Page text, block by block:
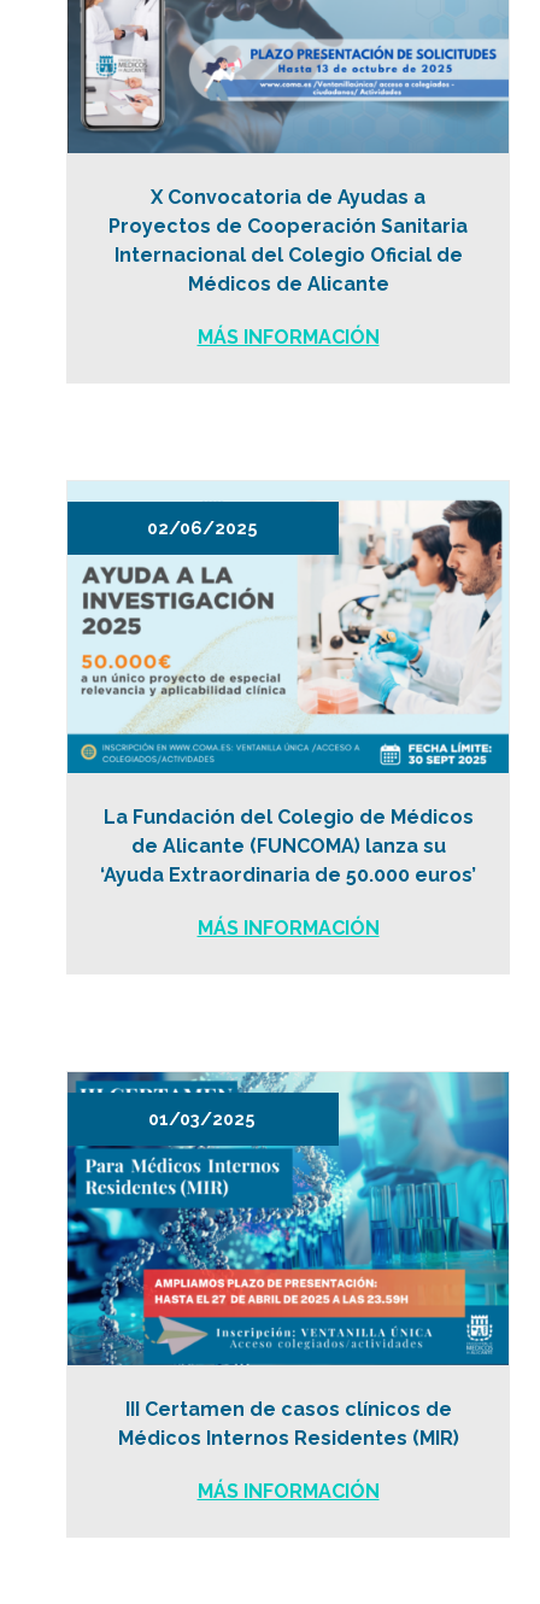
X Convocatoria de Ayudas a
Proyectos de Cooperación Sanitaria
Internacional del Colegio Oficial de
Médicos de Alicante
MÁS INFORMACIÓN
02/06/2025
La Fundación del Colegio de Médicos
de Alicante (FUNCOMA) lanza su
‘Ayuda Extraordinaria de 50.000 euros’
MÁS INFORMACIÓN
01/03/2025
III Certamen de casos clínicos de
Médicos Internos Residentes (MIR)
MÁS INFORMACIÓN